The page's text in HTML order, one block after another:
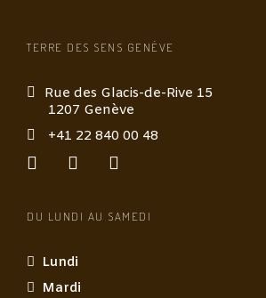
TERRE DES SENS GENÈVE
Rue des Glacis-de-Rive 15
1207 Genève
+41 22 840 00 48
DU LUNDI AU SAMEDI
Lundi
Mardi